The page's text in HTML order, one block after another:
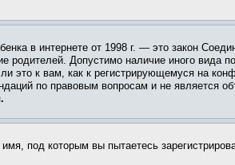
в интернете от 1998 г. — это закон
родителей. Допустимо наличие иного вида
это к вам, как к регистрирующемуся на
по правовым вопросам и не является
под которым вы пытаетесь